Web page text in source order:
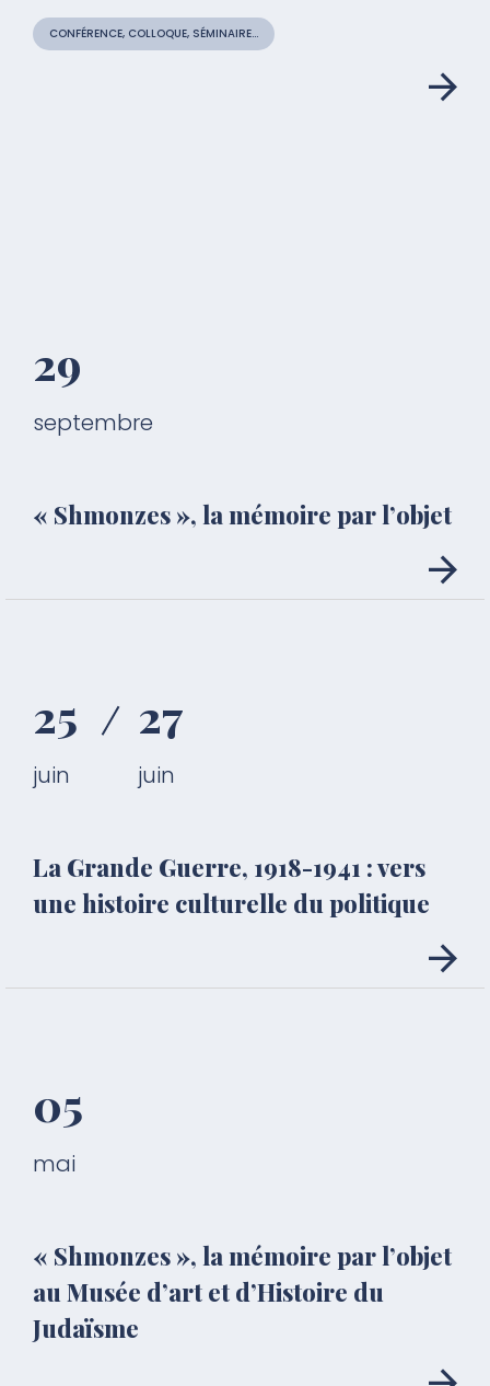
CONFÉRENCE, COLLOQUE, SÉMINAIRE...
29
septembre
« Shmonzes », la mémoire par l’objet
25
juin
27
juin
La Grande Guerre, 1918-1941 : vers
une histoire culturelle du politique
05
mai
« Shmonzes », la mémoire par l’objet
au Musée d’art et d’Histoire du
Judaïsme